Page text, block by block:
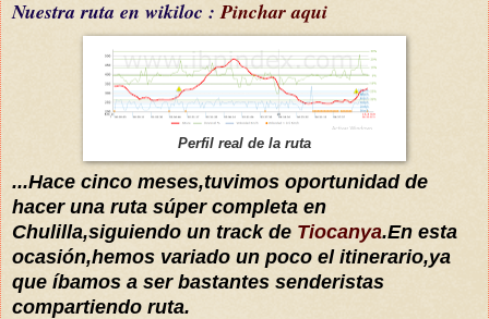
Nuestra ruta en wikiloc :Pinchar aqui
Perfil real de la ruta
...Hace cinco meses,tuvimos oportunidad de
hacer una ruta súpercompleta en
Chulilla,siguiendo un track de Tiocanya.En esta
ocasión,hemos variado un poco el itinerario,ya
que íbamos a ser bastantes senderistas
compartiendo ruta.